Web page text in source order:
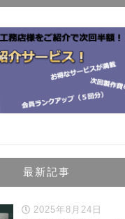
最新記事
2025年8月24日